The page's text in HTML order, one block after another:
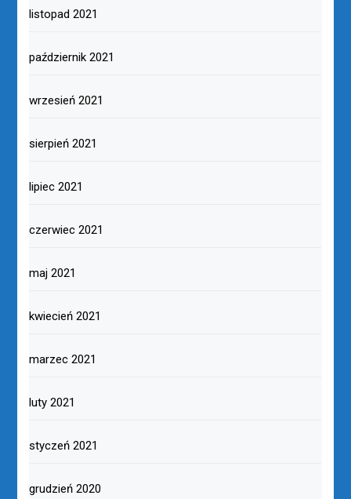
listopad 2021
październik 2021
wrzesień 2021
sierpień 2021
lipiec 2021
czerwiec 2021
maj 2021
kwiecień 2021
marzec 2021
luty 2021
styczeń 2021
grudzień 2020